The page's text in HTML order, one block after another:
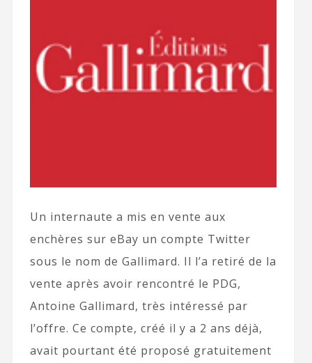
Un internaute a mis en vente aux
enchères sur eBay un compte Twitter
sous le nom de Gallimard. Il l’a retiré de la
vente après avoir rencontré le PDG,
Antoine Gallimard, très intéressé par
l’offre. Ce compte, créé il y a 2 ans déjà,
avait pourtant été proposé gratuitement